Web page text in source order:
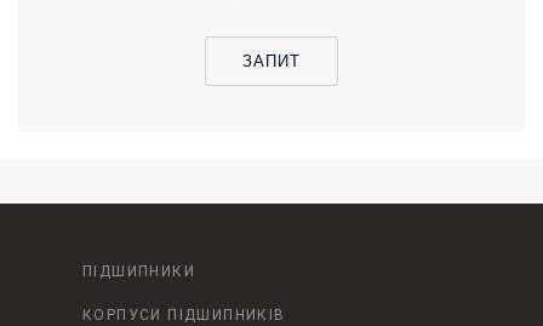
ЗАПИТ
ПІДШИПНИКИ
КОРПУСИ ПІДШИПНИКІВ